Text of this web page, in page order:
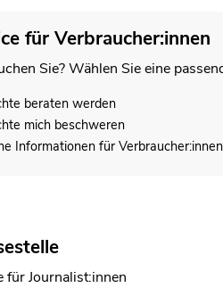
für Verbraucher:innen
Sie? Wählen Sie eine
beraten werden
mich beschweren
Informationen für Verbraucher:innen
für Journalist:innen
Team Digitales und Medien